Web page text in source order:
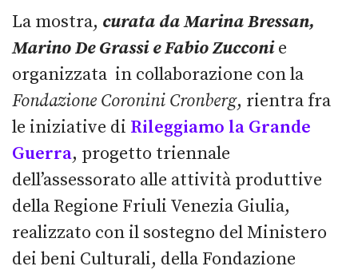
La mostra, curata da Marina Bressan,
Marino De Grassi e Fabio Zucconie
organizzata in collaborazione con la
Fondazione Coronini Cronberg, rientra fra
le iniziative di Rileggiamo la Grande
Guerra, progetto triennale
dell’assessorato alle attività produttive
della Regione Friuli Venezia Giulia,
realizzato con il sostegno del Ministero
dei beni Culturali, della Fondazione